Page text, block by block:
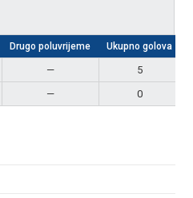
Drugo poluvrijeme Ukupno golova
— 5
— 0